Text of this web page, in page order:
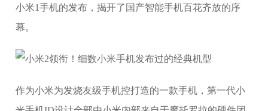
小米1手机的发布，揭开了国产智能手机百花齐放的序
幕。
作为小米为发烧友级手机控打造的一款手机，第一代小